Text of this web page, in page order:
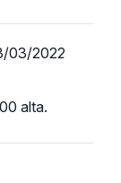
alta.